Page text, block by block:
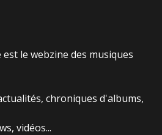
le webzine des musiques
chroniques d'albums,
vidéos...